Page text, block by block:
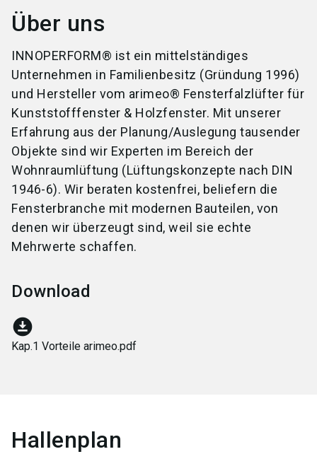
Über uns
INNOPERFORM® ist ein mittelständiges
Unternehmen in Familienbesitz (Gründung 1996)
und Hersteller vom arimeo® Fensterfalzlüfter für
Kunststofffenster & Holzfenster. Mit unserer
Erfahrung aus der Planung/Auslegung tausender
Objekte sind wir Experten im Bereich der
Wohnraumlüftung (Lüftungskonzepte nach DIN
1946-6). Wir beraten kostenfrei, beliefern die
Fensterbranche mit modernen Bauteilen, von
denen wir überzeugt sind, weil sie echte
Mehrwerte schaffen.
Download
download_for_offline
Kap.1 Vorteile arimeo.pdf
Hallenplan